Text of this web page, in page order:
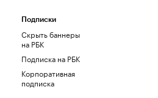
Подписки
Скрыть баннеры
на РБК
Подписка на РБК
Корпоративная
подписка